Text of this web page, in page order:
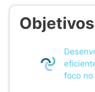
Objetivos
foco no